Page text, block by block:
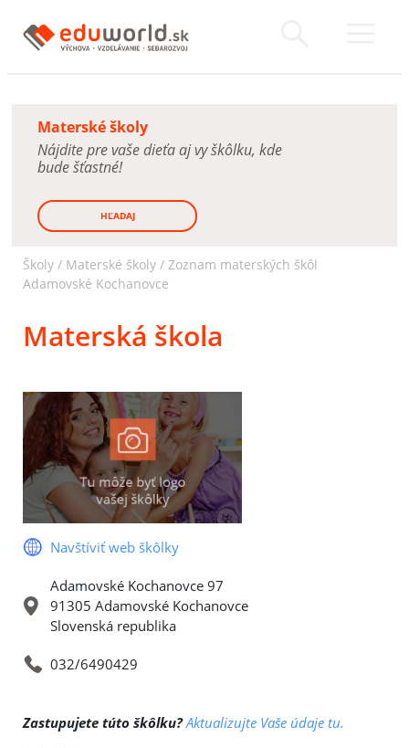
Materské školy
Nájdite pre vaše dieťa aj vy škôlku, kde
bude šťastné!
HĽADAJ
Školy / Materské školy / Zoznam materských škôl
Adamovské Kochanovce
Materská škola
Navštíviť web škôlky
Adamovské Kochanovce 97
91305 Adamovské Kochanovce
Slovenská republika
032/6490429
Zastupujete túto škôlku? Aktualizujte Vaše údaje tu.